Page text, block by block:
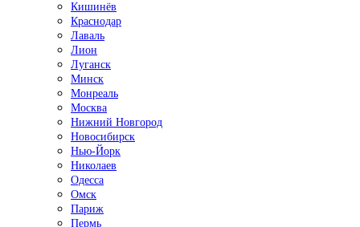
Кишинёв
Краснодар
Лаваль
Лион
Луганск
Минск
Монреаль
Москва
Нижний Новгород
Новосибирск
Нью-Йорк
Николаев
Одесса
Омск
Париж
Пермь